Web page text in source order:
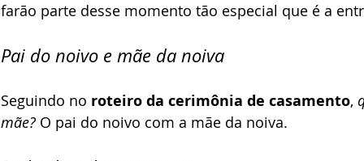
farão parte desse momento tão especial que é a
Pai do noivo e mãe da noiva
Seguindo no roteiro da cerimônia de casamento,
mãe? O pai do noivo com a mãe da noiva.